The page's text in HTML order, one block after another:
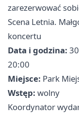
zarezerwować
Scena Letnia.
koncertu
Data i godzina:
20:00
Miejsce: Park
Wstęp: wolny
Koordynator